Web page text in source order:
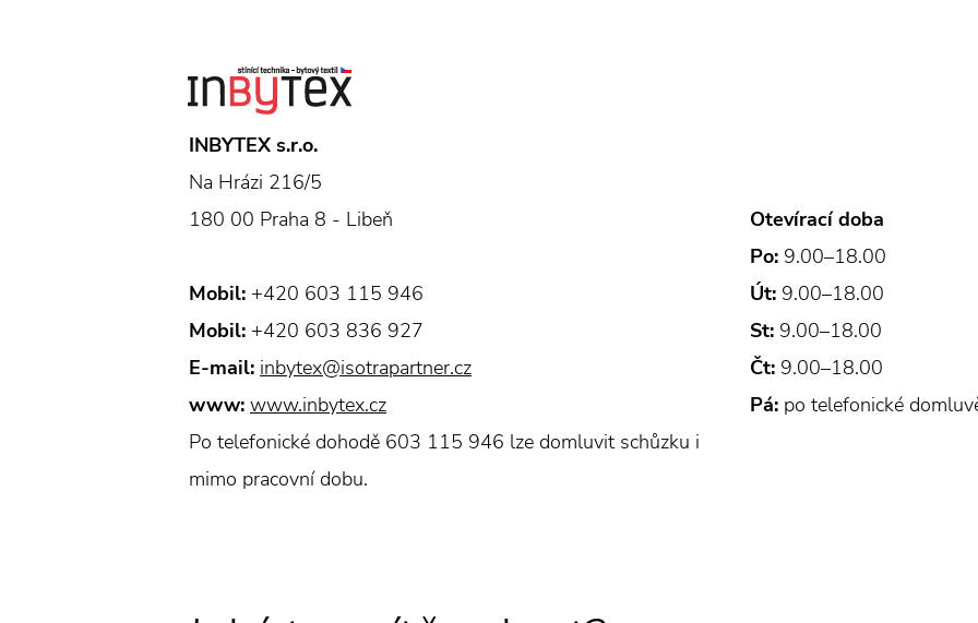
INBYTEX s.r.o.
Na Hrázi 216/5
180 00 Praha 8 - Libeň
Mobil: +420 603 115 946
Mobil: +420 603 836 927
E-mail: inbytex@isotrapartner.cz
www: www.inbytex.cz
Po telefonické dohodě 603 115 946 lze domluvit schůzku i
mimo pracovní dobu.
Otevírací doba
Po: 9.00–18.00
Út: 9.00–18.00
St: 9.00–18.00
Čt: 9.00–18.00
Pá: po telefonické